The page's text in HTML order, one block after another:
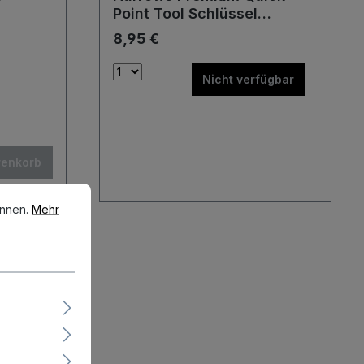
Point Tool Schlüssel
Werkzeug
8,95 €
Nicht verfügbar
Mehr Informationen ...
Mehr